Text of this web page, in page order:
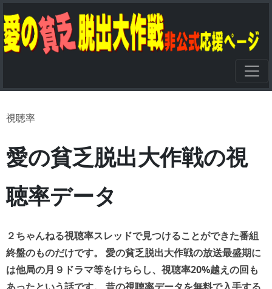
視聴率
愛の貧乏脱出大作戦の視
聴率データ
２ちゃんねる視聴率スレッドで見つけることができた番組
終盤のものだけです。 愛の貧乏脱出大作戦の放送最盛期に
は他局の月９ドラマ等をけちらし、視聴率20%越えの回も